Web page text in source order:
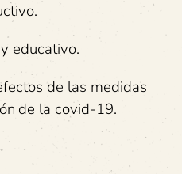
educativo.
de las medidas
de la covid-19.